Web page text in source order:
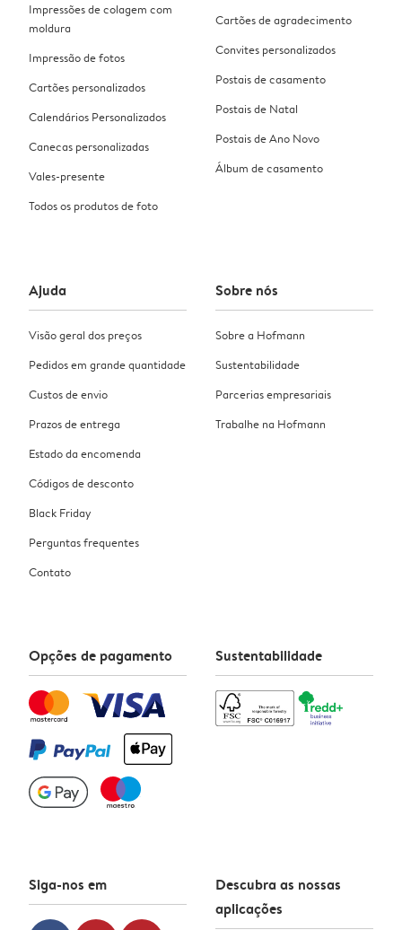
Impressões de colagem com
moldura
Impressão de fotos
Cartões personalizados
Calendários Personalizados
Canecas personalizadas
Vales-presente
Todos os produtos de foto
Cartões de agradecimento
Convites personalizados
Postais de casamento
Postais de Natal
Postais de Ano Novo
Álbum de casamento
Ajuda
Visão geral dos preços
Pedidos em grande quantidade
Custos de envio
Prazos de entrega
Estado da encomenda
Códigos de desconto
Black Friday
Perguntas frequentes
Contato
Sobre nós
Sobre a Hofmann
Sustentabilidade
Parcerias empresariais
Trabalhe na Hofmann
Opções de pagamento Sustentabilidade
Siga-nos em
Descubra as nossas
aplicações